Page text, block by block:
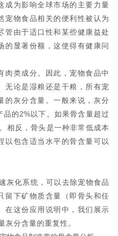
成为影响全球市场的主要力量
宠物食品相关的便利性被认为
管由于适口性和某些健康益处
的显著份额，这使得有健康问
肉类成分。因此，宠物食品中
无论是湿粮还是干粮，所有宠
的灰分含量。一般来说，灰分
品的2%以下。如果骨含量超过
相反，骨头是一种非常低成本
以包含适当水平的骨含量可以
灰化系统，可以去除宠物食品
留下矿物质含量（即骨头和任
在这份应用说明中，我们展示
分含量的重复性。